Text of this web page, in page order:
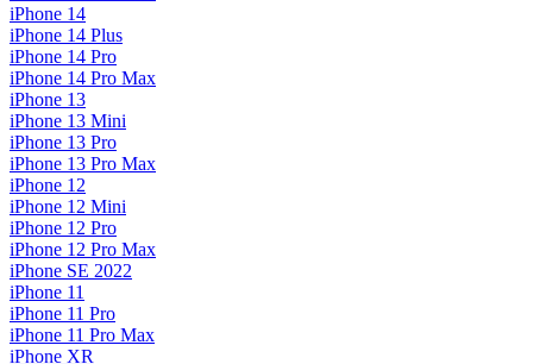
iPhone 14
iPhone 14 Plus
iPhone 14 Pro
iPhone 14 Pro Max
iPhone 13
iPhone 13 Mini
iPhone 13 Pro
iPhone 13 Pro Max
iPhone 12
iPhone 12 Mini
iPhone 12 Pro
iPhone 12 Pro Max
iPhone SE 2022
iPhone 11
iPhone 11 Pro
iPhone 11 Pro Max
iPhone XR